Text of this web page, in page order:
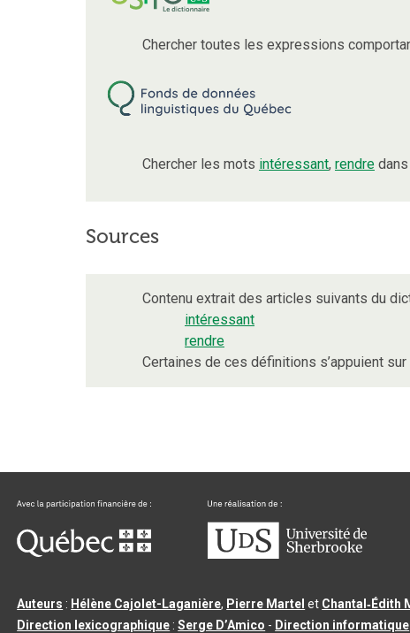
Chercher toutes les expressions
Chercher les mots intéressant, rendre
Sources
Contenu extrait des articles suivants du
intéressant
rendre
Certaines de ces définitions s’appuient
Auteurs : Hélène Cajolet-Laganière, Pierre Martel et Chantal‑Édith
Direction lexicographique :Serge D’Amico - Direction informatique